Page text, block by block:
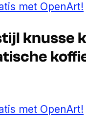
met OpenArt!
knusse
met OpenArt!